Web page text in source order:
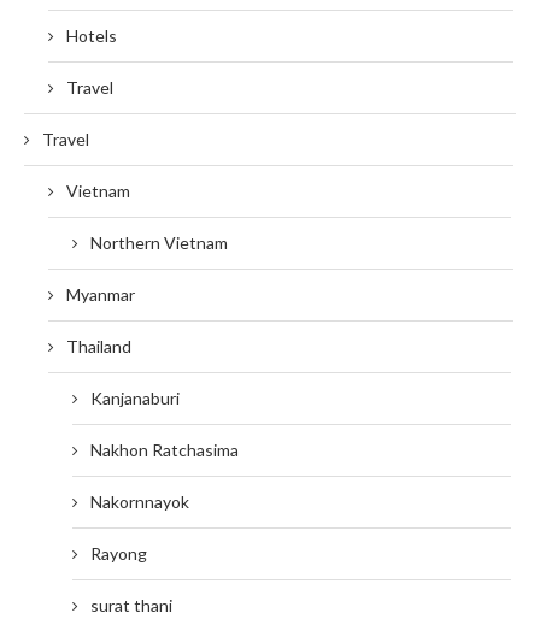
Hotels
Travel
Travel
Vietnam
Northern Vietnam
Myanmar
Thailand
Kanjanaburi
Nakhon Ratchasima
Nakornnayok
Rayong
surat thani